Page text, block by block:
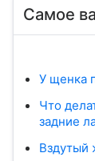
Самое
У щенка
Что
задние
Вздутый